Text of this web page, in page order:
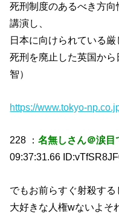
死刑制度のあるべき方
講演し、
日本に向けられている
死刑を廃止した英国か
智）
https://www.tokyo-
228 ：名無しさん＠涙目
09:37:31.66
でもお前らすぐ射殺する
大好きな人権wないよそ